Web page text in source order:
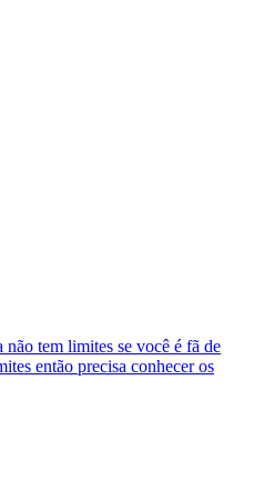
tem limites se você é fã de
então precisa conhecer os